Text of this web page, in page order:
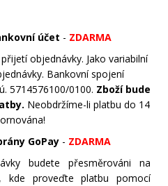
účet - ZDARMA
objednávky. Jako variabilní
Bankovní spojení
5714576100/0100. Zboží bude
Neobdržíme-li platbu do 14
GoPay - ZDARMA
budete přesměrováni na
kde proveďte platbu pomocí